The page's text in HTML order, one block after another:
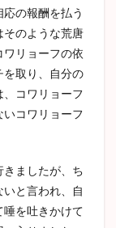
の報酬を払う
そのような荒唐
リョーフの依
を取り、自分の
コワリョーフ
コワリョーフ
ましたが、ち
と言われ、自
を吐きかけて